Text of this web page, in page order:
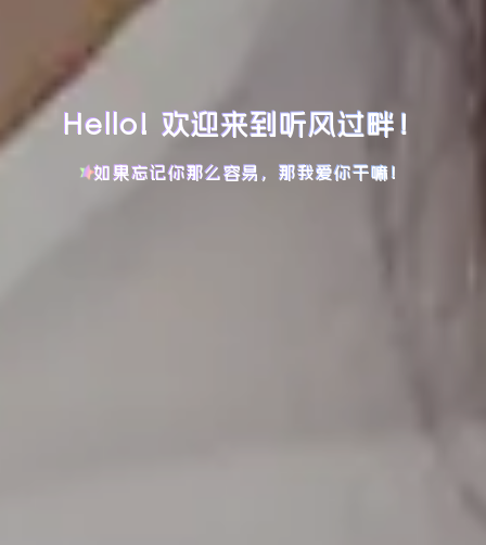
Hello! 欢迎来到听风过畔！
如果忘记你那么容易，那我爱你干嘛！